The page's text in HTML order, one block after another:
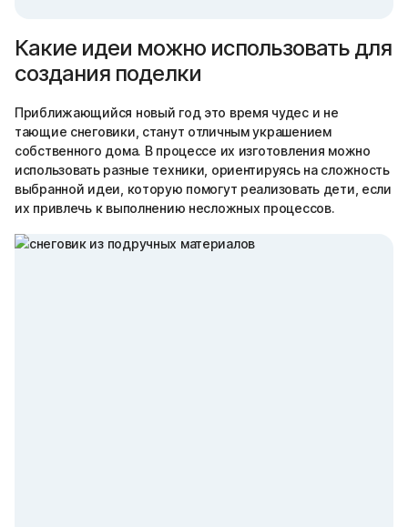
Какие идеи можно использовать для
создания поделки
Приближающийся новый год это время чудес и не
тающие снеговики, станут отличным украшением
собственного дома. В процессе их изготовления можно
использовать разные техники, ориентируясь на сложность
выбранной идеи, которую помогут реализовать дети, если
их привлечь к выполнению несложных процессов.